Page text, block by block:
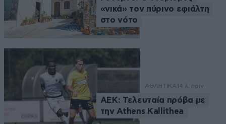
«νικά» τον πύρινο εφιάλτη
στο νότο
ΑΘΛΗΤΙΚΑ 14 λ. πριν
ΑΕΚ: Τελευταία πρόβα με
την Athens Kallithea